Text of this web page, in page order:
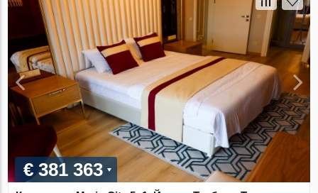
€ 381 363